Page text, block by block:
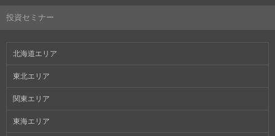
投資セミナー
北海道エリア
東北エリア
関東エリア
東海エリア